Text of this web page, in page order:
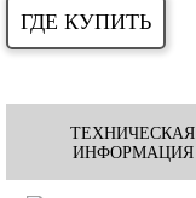
ГДЕ КУПИТЬ
ТЕХНИЧЕСКАЯ
ИНФОРМАЦИЯ